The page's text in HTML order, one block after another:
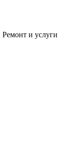
Ремонт и услуги